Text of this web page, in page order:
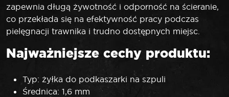
zapewnia długą żywotność i odporność na ścieranie,
co przekłada się na efektywność pracy podczas
pielęgnacji trawnika i trudno dostępnych miejsc.
Najważniejsze cechy produktu:
Typ: żyłka do podkaszarki na szpuli
Średnica: 1,6 mm